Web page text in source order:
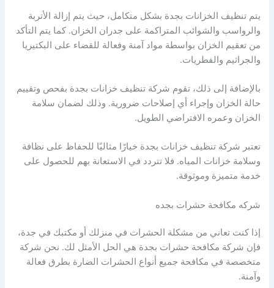
يتم تنظيف الخزانات بجدة بشكل متكامل، حيث يتم إزالة الأتربة
والرواسب والشوائب المتراكمة على جدران الخزان. كما يتم التأكد
من تعقيم الخزان بواسطة مواد آمنة وفعالة للقضاء على البكتيريا
والجراثيم والفطريات.
بالإضافة إلى ذلك، تقوم شركة تنظيف خزانات بجدة بفحص وتقييم
حالة الخزان وإجراء أي إصلاحات ضرورية. وذلك لضمان سلامة
الخزان وعمره الافتراضي الطويل.
تعتبر شركة تنظيف خزانات بجدة خيارًا مثاليًا للحفاظ على نظافة
وسلامة خزانات المياه. فلا تتردد في الاستعانة بهم للحصول على
خدمة متميزة وموثوقة.
شركه مكافحة حشرات بجده
إذا كنت تعاني من مشكلة الحشرات في منزلك أو مكتبك في جدة،
فإن شركة مكافحة حشرات بجدة هي الحل الأمثل لك. نحن شركة
متخصصة في مكافحة جميع أنواع الحشرات الضارة بطرق فعالة
وآمنة.